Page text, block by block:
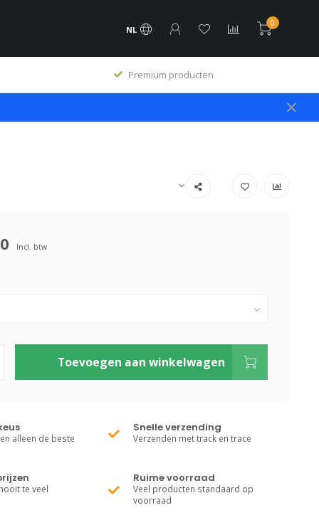
NL
0
Premium producten
Incl. btw
Toevoegen aan winkelwagen
alleen de beste
Snelle verzending
Verzenden met track en trace
te veel
Ruime voorraad
Veel producten standaard op
voorraad